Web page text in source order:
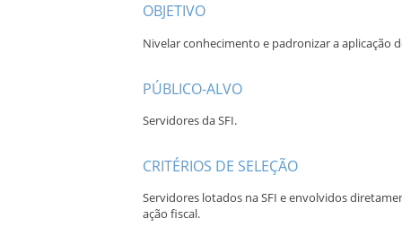
OBJETIVO
Nivelar conhecimento e padronizar a aplicação
PÚBLICO-ALVO
Servidores da SFI.
CRITÉRIOS DE SELEÇÃO
Servidores lotados na SFI e envolvidos
ação fiscal.